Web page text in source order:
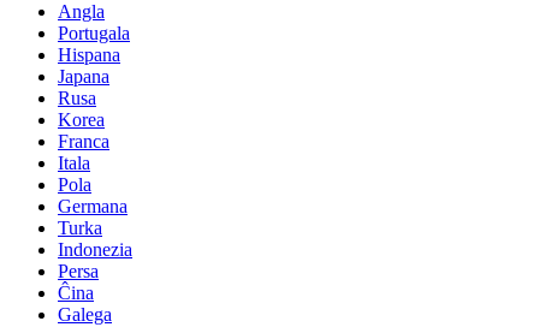
Angla
Portugala
Hispana
Japana
Rusa
Korea
Franca
Itala
Pola
Germana
Turka
Indonezia
Persa
Ĉina
Galega